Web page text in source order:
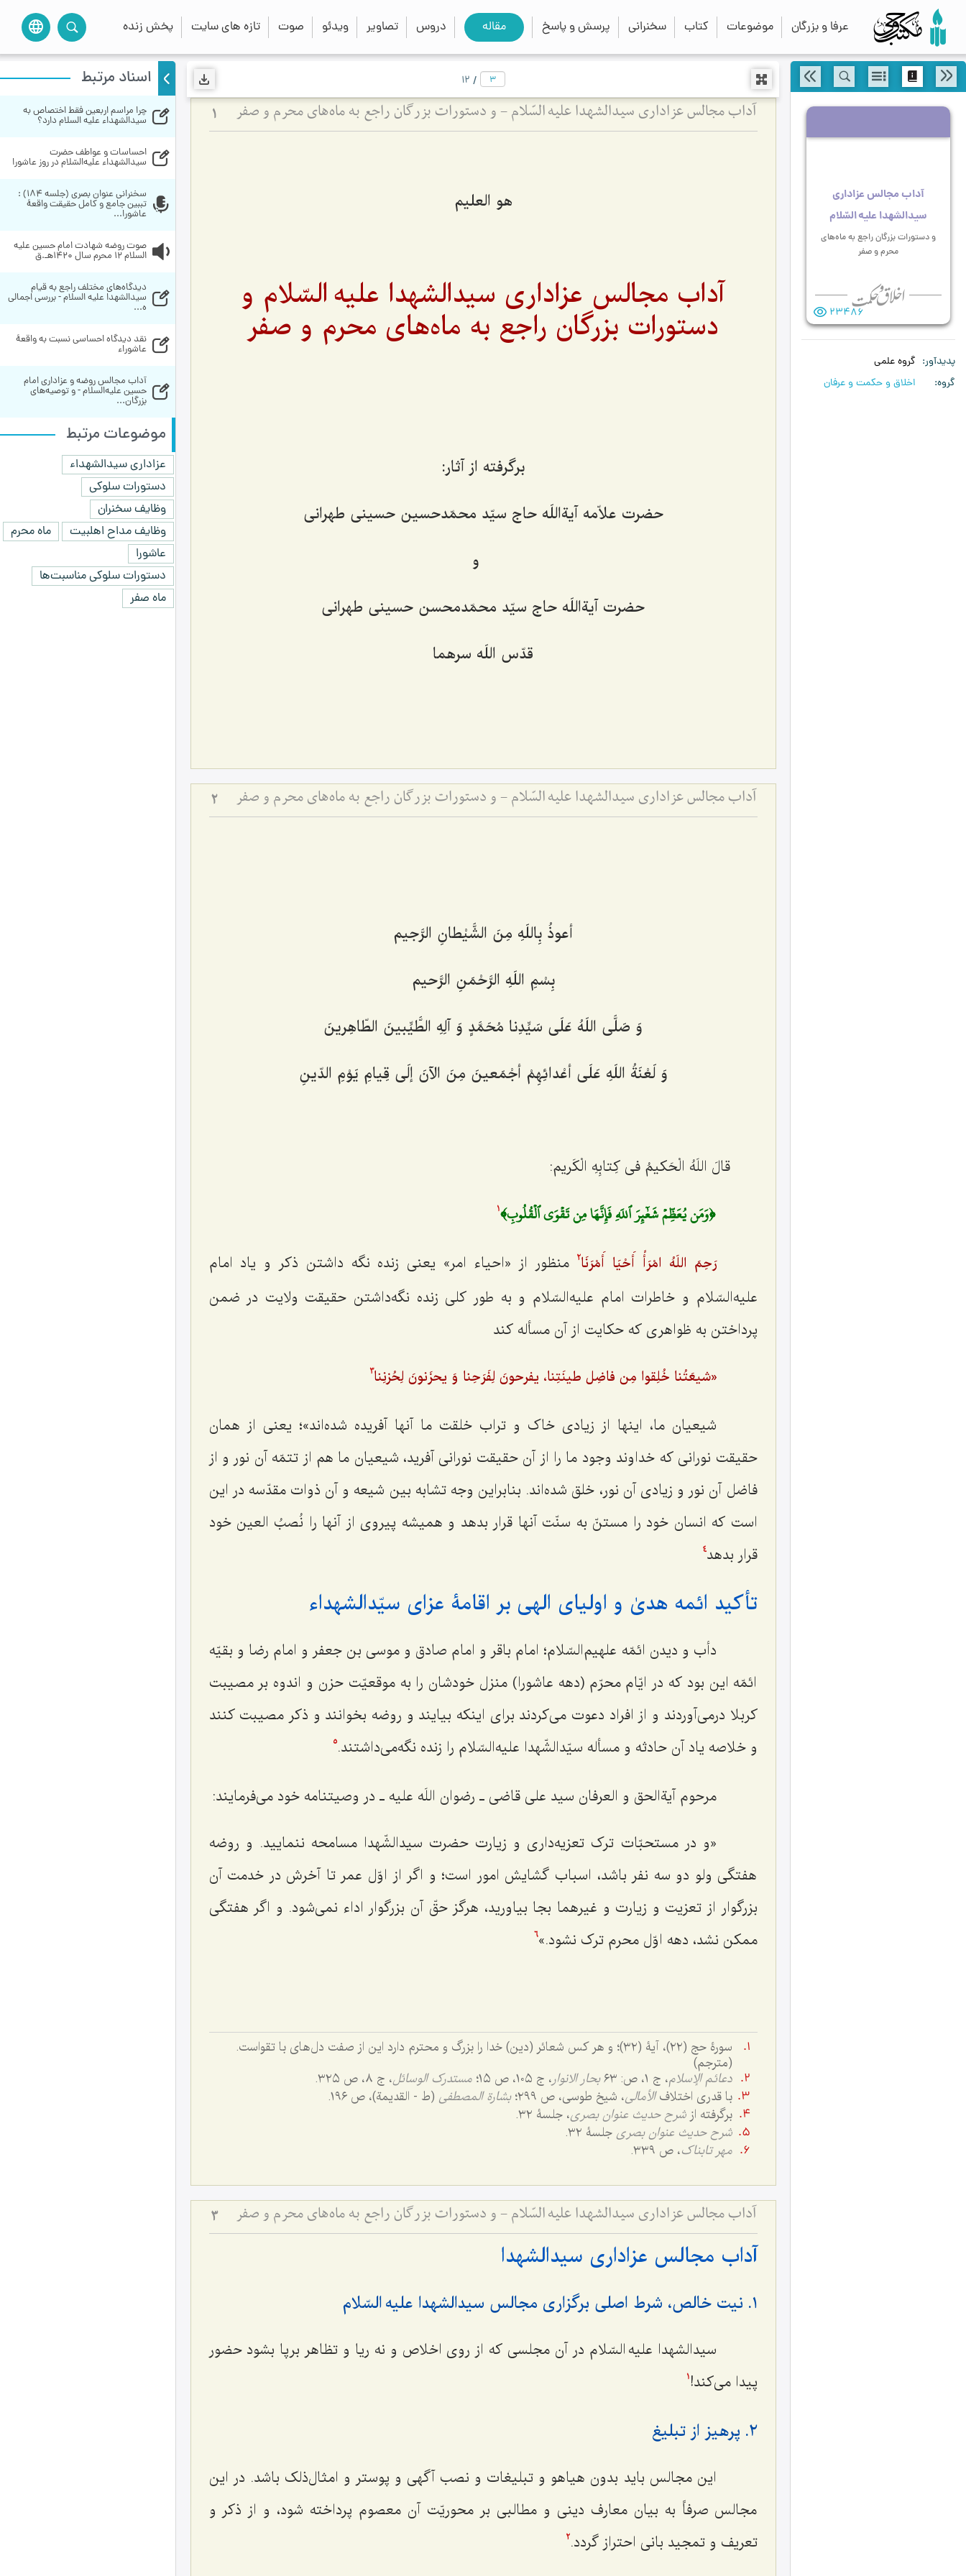
عرفا و بزرگان موضوعات کتاب سخنرانی پرسش و پاسخ مقاله دروس تصاویر ویدئو صوت تازه های سایت پخش زنده language search
close
آداب مجالس عزاداری
سیدالشهدا علیه السّلام
و دستورات بزرگان راجع به ماه‌های
محرم و صفر
23486
پدیدآور
گروه علمی
گروه
اخلاق و حکمت و عرفان
/
12
آداب مجالس عزاداری سیدالشهدا علیه السّلام - و دستورات بزرگان راجع به ماه‌های محرم و صفر 1
هو العلیم
آداب مجالس عزاداری سیدالشهدا علیه السّلام و
دستورات بزرگان راجع به ماه‌های محرم و صفر
برگرفته از آثار:
حضرت علاّمه آیةاللَه حاج سیّد محمّدحسین حسینی طهرانی
و
حضرت آیةاللَه حاج سیّد محمّدمحسن حسینی طهرانی
قدّس اللَه سرهما
آداب مجالس عزاداری سیدالشهدا علیه السّلام - و دستورات بزرگان راجع به ماه‌های محرم و صفر 2
أعوذُ بِاللَهِ مِنَ الشَّیْطانِ الرَّجیم‌
بِسْمِ اللَهِ الرَّحْمَنِ الرَّحیم‌
وَ صَلَّی اللَهُ عَلَی سَیِّدِنا مُحَمَّدٍ وَ آلِهِ الطَّیِّبینَ الطّاهِرینَ‌
وَ لَعْنَةُ اللَهِ عَلَی أعْدائِهِمْ أجْمَعینَ مِنَ الآنَ إلَی قِیامِ یَوْمِ الدّینِ‌
قالَ اللَهُ الْحَکیمُ فی کِتابِهِ الْکَریم:
﴿وَمَن يُعَظِّمۡ شَعٰٓئِرَ ٱللَهِ فَإِنَّهَا مِن تَقۡوَى ٱلۡقُلُوبِ﴾1
رَحِمَ اللَهُ امْرَأً أَحْیَا أَمْرَنَا2
منظور از «احیاء امر» یعنی زنده نگه داشتن ذکر و یاد امام
علیه‌السّلام و خاطرات امام علیه‌السّلام و به طور کلی زنده نگه‌داشتن حقیقت ولایت در ضمن
پرداختن به ظواهری که حکایت از آن مسأله کند
«شیعَتُنا خُلِقوا مِن فاضِل طینَتِنا، یفرحونَ لِفَرَحِنا وَ یحزَنونَ لِحُزنِنا3
شیعیان ما، اینها از زیادی خاک و تراب خلقت ما آنها آفریده شده‌اند»؛ یعنی از همان
حقیقت نورانی که خداوند وجود ما را از آن حقیقت نورانی آفرید، شیعیان ما هم از تتمّه آن نور و از
فاضل آن نور و زیادی آن نور، خلق شده‌اند. بنابراین وجه تشابه بین شیعه و آن ذوات مقدّسه در این
است که انسان خود را مستنّ به سنّت آنها قرار بدهد و همیشه پیروی از آنها را نُصبُ العین خود
قرار بدهد4
تأکید ائمه هدیٰ و اولیای الهی بر اقامۀ عزای سیّدالشهداء
دأب و دیدن ائمّه علهیم‌السّلام؛ امام باقر و امام صادق و موسی بن جعفر و امام رضا و بقیّه
ائمّه این بود که در ایّام محرّم (دهه عاشورا) منزل خودشان را به موقعیّت حزن و اندوه بر مصیبت
کربلا درمی‌آوردند و از افراد دعوت می‌کردند برای اینکه بیایند و روضه بخوانند و ذکر مصیبت کنند
و خلاصه یاد آن حادثه و مسأله سیّدالشّهدا علیه‌السّلام را زنده نگه‌می‌داشتند.5
مرحوم آیةالحق و العرفان سید علی قاضی ـ رضوان اللَه علیه ـ در وصیتنامه خود می‌فرمایند:
«و در مستحبّات ترک تعزیه‌داری و زیارت حضرت سیدالشّهدا مسامحه ننمایید. و روضه
هفتگی ولو دو سه نفر باشد، اسباب گشایش امور است؛ و اگر از اوّل عمر تا آخرش در خدمت آن
بزرگوار از تعزیت و زیارت و غیرهما بجا بیاورید، هرگز حقّ آن بزرگوار اداء نمی‌شود. و اگر هفتگی
ممکن نشد، دهه اوّل محرم ترک نشود.»6
سورۀ حج (٢٢)، آیۀ (٣٢)؛ و هر کس شعائر (دین) خدا را بزرگ و محترم دارد این از صفت دل‌های با تقواست.
(مترجم)
دعائم الإسلام، ج ١، ص: ٦٣ بحار الانوار، ج ١٠٥، ص ١٥؛ مستدرک الوسائل، ج ٨، ص ٣٢٥.
با قدری اختلافالأمالی، شیخ طوسی، ص ٢٩٩؛ بشارة المصطفی (ط - القدیمة)، ص ١٩٦.
برگرفته ازشرح حدیث عنوان بصری، جلسۀ ٣٢.
شرح حدیث عنوان بصری جلسۀ ٣٢.
مهر تابناک، ص ٣٣٩.
آداب مجالس عزاداری سیدالشهدا علیه السّلام - و دستورات بزرگان راجع به ماه‌های محرم و صفر 3
آداب مجالس عزاداری سیدالشهدا
١. نیت خالص، شرط اصلی برگزاری مجالس سیدالشهدا علیه السّلام
سیدالشهدا علیه السّلام در آن مجلسی که از روی اخلاص و نه ریا و تظاهر برپا بشود حضور
پیدا می‌کند!1
٢. پرهیز از تبلیغ
این مجالس باید بدون هیاهو و تبلیغات و نصب آگهی و پوستر و امثال‌ذلک باشد. در این
مجالس صرفاً به بیان معارف دینی و مطالبی بر محوریّت آن معصوم پرداخته شود، و از ذکر و
تعریف و تمجید بانی احتراز گردد.2
اسناد مرتبط
سیدالشهداء علیه السلام دارد؟
سيدالشهداء عليه‌السّلام در روز عاشورا
عاشورا...
السلام 12 محرم سال 1420هـ.ق
ه...
عاشوراء
بزرگان...
موضوعات مرتبط
عزاداری سیدالشهداء
دستورات سلوکی
وظایف سخنران
وظایف مداح اهلبیت
ماه محرم
عاشورا
دستورات سلوکی مناسبت‌ها
ماه صفر